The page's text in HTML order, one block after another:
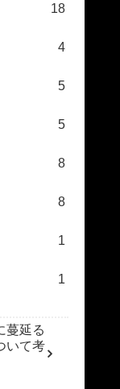
18
4
5
5
8
8
1
1
蔓延る
いて考